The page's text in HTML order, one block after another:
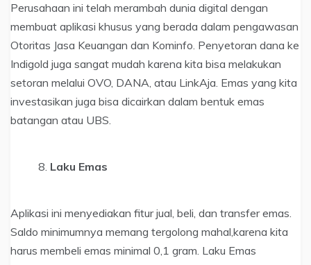
Perusahaan ini telah merambah dunia digital dengan
membuat aplikasi khusus yang berada dalam pengawasan
Otoritas Jasa Keuangan dan Kominfo. Penyetoran dana ke
Indigold juga sangat mudah karena kita bisa melakukan
setoran melalui OVO, DANA, atau LinkAja. Emas yang kita
investasikan juga bisa dicairkan dalam bentuk emas
batangan atau UBS.
Laku Emas
Aplikasi ini menyediakan fitur jual, beli, dan transfer emas.
Saldo minimumnya memang tergolong mahal,karena kita
harus membeli emas minimal 0,1 gram. Laku Emas